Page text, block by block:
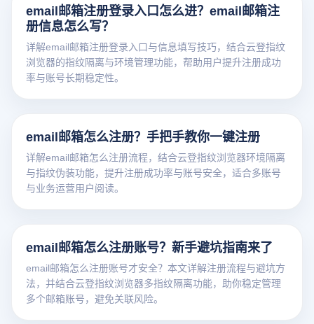
email邮箱注册登录入口怎么进？email邮箱注
册信息怎么写？
详解email邮箱注册登录入口与信息填写技巧，结合云登指纹
浏览器的指纹隔离与环境管理功能，帮助用户提升注册成功
率与账号长期稳定性。
email邮箱怎么注册？手把手教你一键注册
详解email邮箱怎么注册流程，结合云登指纹浏览器环境隔离
与指纹伪装功能，提升注册成功率与账号安全，适合多账号
与业务运营用户阅读。
email邮箱怎么注册账号？新手避坑指南来了
email邮箱怎么注册账号才安全？本文详解注册流程与避坑方
法，并结合云登指纹浏览器多指纹隔离功能，助你稳定管理
多个邮箱账号，避免关联风险。